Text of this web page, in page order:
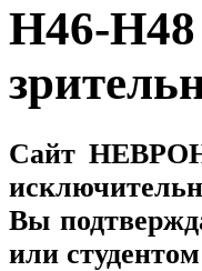
H46-
Сайт
Вы
или